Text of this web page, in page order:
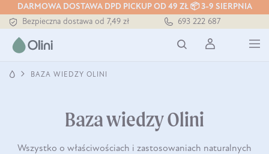
DARMOWA DOSTAWA DPD PICKUP OD 49 ZŁ 📦 3-9 SIERPNIA
Tłoczony zawsze na zimno
Bezpieczna dostawa od 7,49 zł
Tłoczony zawsze na zimno
693 222 687
BAZA WIEDZY OLINI
Baza wiedzy Olini
Wszystko o właściwościach i zastosowaniach naturalnych